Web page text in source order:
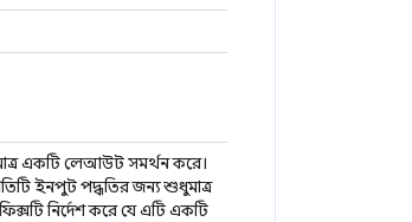
একটি লেআউট সমর্থন করে।
ইনপুট পদ্ধতির জন্য শুধুমাত্র
নির্দেশ করে যে এটি একটি